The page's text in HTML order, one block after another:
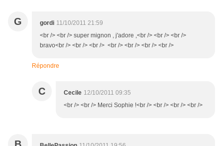
G gordi 11/10/2011 21:59
<br /> <br /> super mignon , j'adore ,<br /> <br /> <br />
bravo<br /> <br /> <br /> <br /> <br /> <br /> <br />
Répondre
C Cecile 12/10/2011 09:35
<br /> <br /> Merci Sophie !<br /> <br /> <br /> <br />